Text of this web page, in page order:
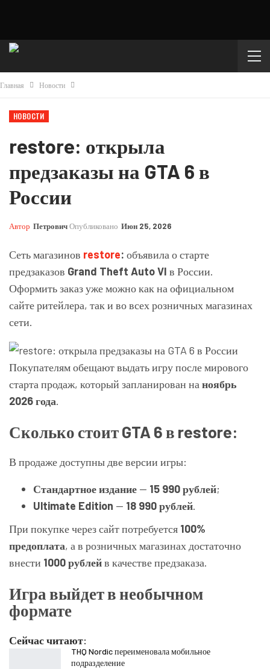
Главная Новости
НОВОСТИ
restore: открыла
предзаказы на GTA 6 в
России
Автор ПетровичОпубликовано Июн 25, 2026
Сеть магазинов restore: объявила о старте
предзаказов Grand Theft Auto VI в России.
Оформить заказ уже можно как на официальном
сайте ритейлера, так и во всех розничных магазинах
сети.
Покупателям обещают выдать игру после мирового
старта продаж, который запланирован наноябрь
2026 года.
Сколько стоит GTA 6 в restore:
В продаже доступны две версии игры:
Стандартное издание — 15 990 рублей;
Ultimate Edition — 18 990 рублей.
При покупке через сайт потребуется 100%
предоплата, а в розничных магазинах достаточно
внести 1000 рублейв качестве предзаказа.
Игра выйдет в необычном
формате
Сейчас читают:
THQ Nordic переименовала мобильное
подразделение